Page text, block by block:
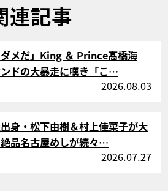
連記事
ダメだ」King ＆ Prince髙橋海
ドの大暴走に嘆き「こ…
2026.08.03
身・松下由樹＆村上佳菜子が大
品名古屋めしが続々…
2026.07.27